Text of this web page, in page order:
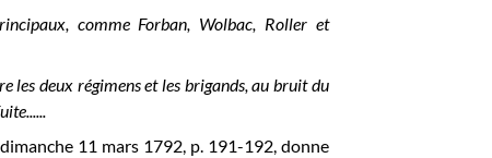
comme Forban, Wolbac, Roller et
les deux régimens et les brigands, au bruit du
11 mars 1792, p. 191-192, donne